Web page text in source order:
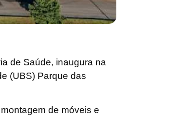
de Saúde, inaugura na
(UBS) Parque das
de móveis e